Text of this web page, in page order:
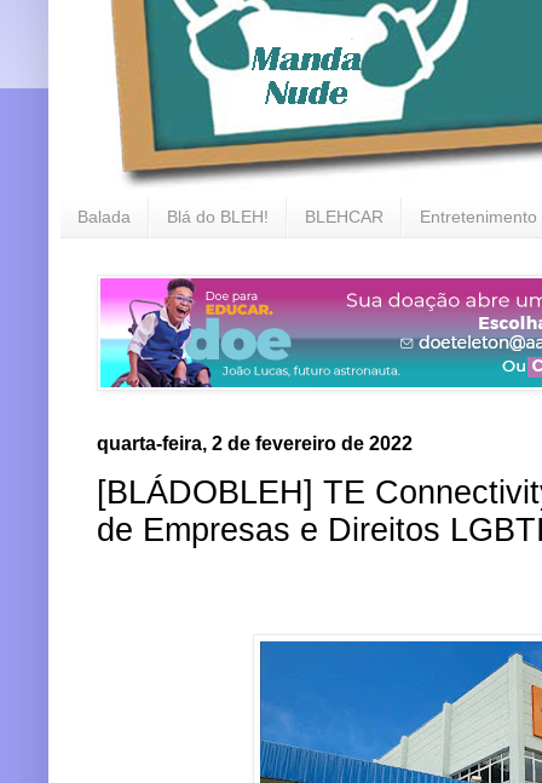
Balada Blá do BLEH! BLEHCAR Entretenimento
quarta-feira, 2 de fevereiro de 2022
[BLÁDOBLEH] TE
de Empresas e Direitos